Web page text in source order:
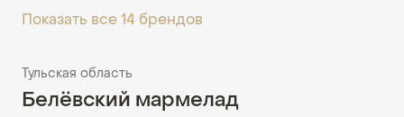
Показать все 14 брендов
Тульская область
Белёвский мармелад